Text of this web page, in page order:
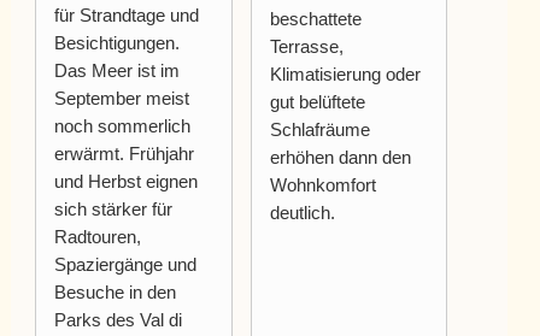
für Strandtage und
Besichtigungen.
Das Meer ist im
September meist
noch sommerlich
erwärmt. Frühjahr
und Herbst eignen
sich stärker für
Radtouren,
Spaziergänge und
Besuche in den
Parks des Val di
beschattete
Terrasse,
Klimatisierung oder
gut belüftete
Schlafräume
erhöhen dann den
Wohnkomfort
deutlich.